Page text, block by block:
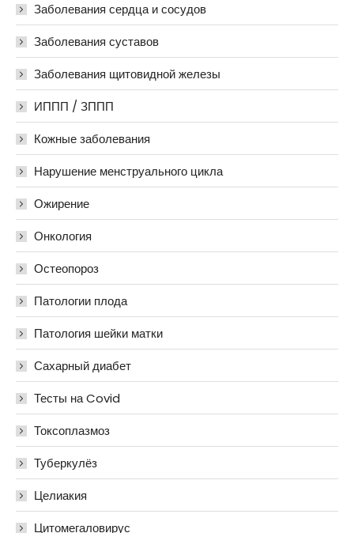
Заболевания сердца и сосудов
Заболевания суставов
Заболевания щитовидной железы
ИППП / ЗППП
Кожные заболевания
Нарушение менструального цикла
Ожирение
Онкология
Остеопороз
Патологии плода
Патология шейки матки
Сахарный диабет
Тесты на Covid
Токсоплазмоз
Туберкулёз
Целиакия
Цитомегаловирус